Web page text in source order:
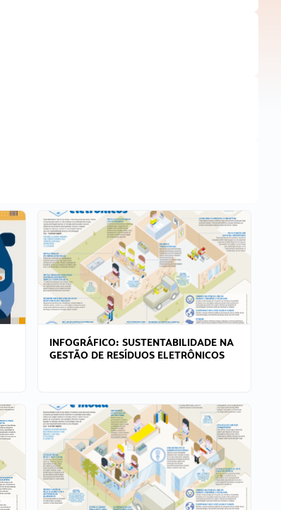
INFOGRÁFICO: SUSTENTABILIDADE NA
GESTÃO DE RESÍDUOS ELETRÔNICOS